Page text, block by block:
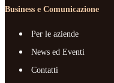
Business e Comunicazione
Per le aziende
News ed Eventi
Contatti